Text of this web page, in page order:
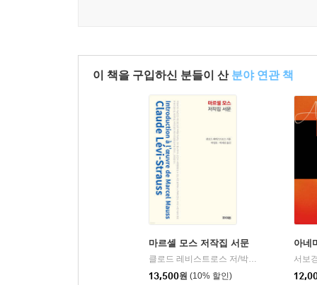
이 책을 구입하신 분들이 산 분야 연관 책
마르셀 모스 저작집 서문
클로드 레비스트로스 저/박정호,박세진 공역
|
13,500원 (10% 할인)
아네
서보